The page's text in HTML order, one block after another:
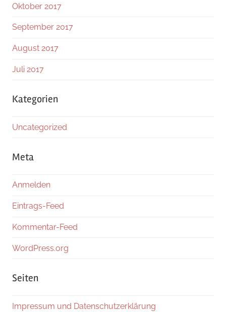
Oktober 2017
September 2017
August 2017
Juli 2017
Kategorien
Uncategorized
Meta
Anmelden
Eintrags-Feed
Kommentar-Feed
WordPress.org
Seiten
Impressum und Datenschutzerklärung